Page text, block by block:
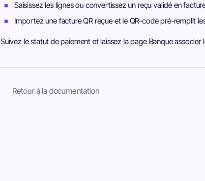
Saisissez les lignes ou convertissez un reçu validé en
Importez une facture QR reçue et le QR-code pré-remplit
Suivez le statut de paiement et laissez la page Banque
Retour à la documentation